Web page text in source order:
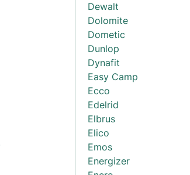
Dewalt
Dolomite
Dometic
Dunlop
Dynafit
Easy Camp
Ecco
Edelrid
Elbrus
Elico
Emos
Energizer